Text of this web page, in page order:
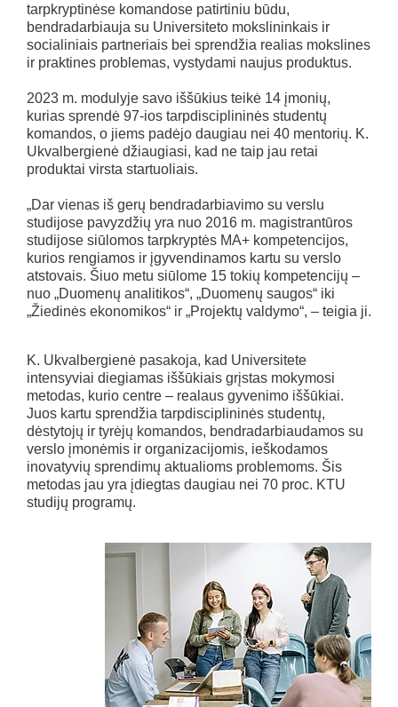
tarpkryptinėse komandose patirtiniu būdu,
bendradarbiauja su Universiteto mokslininkais ir
socialiniais partneriais bei sprendžia realias mokslines
ir praktines problemas, vystydami naujus produktus.
2023 m. modulyje savo iššūkius teikė 14 įmonių,
kurias sprendė 97-ios tarpdisciplininės studentų
komandos, o jiems padėjo daugiau nei 40 mentorių. K.
Ukvalbergienė džiaugiasi, kad ne taip jau retai
produktai virsta startuoliais.
„Dar vienas iš gerų bendradarbiavimo su verslu
studijose pavyzdžių yra nuo 2016 m. magistrantūros
studijose siūlomos tarpkryptės MA+ kompetencijos,
kurios rengiamos ir įgyvendinamos kartu su verslo
atstovais. Šiuo metu siūlome 15 tokių kompetencijų –
nuo „Duomenų analitikos“, „Duomenų saugos“ iki
„Žiedinės ekonomikos“ ir „Projektų valdymo“, – teigia ji.
K. Ukvalbergienė pasakoja, kad Universitete
intensyviai diegiamas iššūkiais grįstas mokymosi
metodas, kurio centre – realaus gyvenimo iššūkiai.
Juos kartu sprendžia tarpdisciplininės studentų,
dėstytojų ir tyrėjų komandos, bendradarbiaudamos su
verslo įmonėmis ir organizacijomis, ieškodamos
inovatyvių sprendimų aktualioms problemoms. Šis
metodas jau yra įdiegtas daugiau nei 70 proc. KTU
studijų programų.